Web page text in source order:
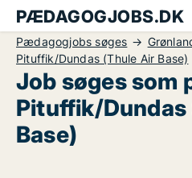
PÆDAGOGJOBS.DK
Pædagogjobs søges
Pituffik/Dundas (Thule Air Base)
Job søges som
Pituffik/Dundas
Base)